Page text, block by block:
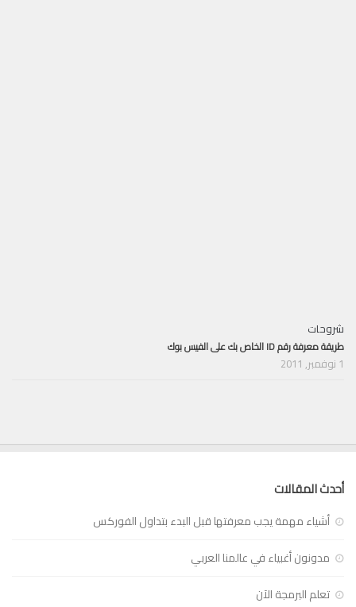
شروحات
طريقة معرفة رقم ID الخاص بك على الفيس بوك
أحدث المقالات
أشياء مهمة يجب معرفتها قبل البدء بتداول الفوركس
مدونون أغبياء في عالمنا العربي
تعلم البرمجة الآن